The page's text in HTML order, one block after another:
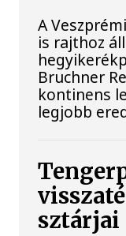
A
is rajthoz
Bruchner
kontinens
legjobb
sztárjai